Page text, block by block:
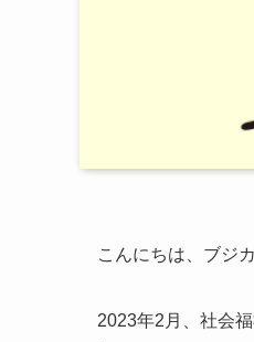
こんにちは、ブジ
2023年2月、社会